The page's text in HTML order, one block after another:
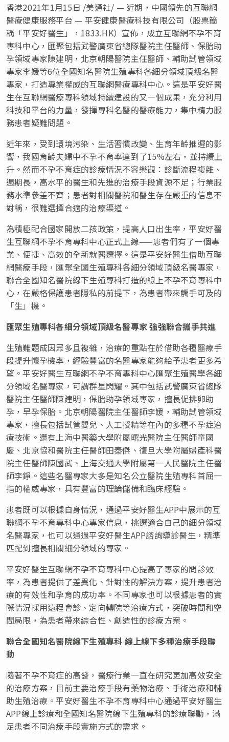
香港2021年1月15日 /美通社/ — 近期，中國領先的互聯網
醫療健康服務平台 — 平安健康醫療科技有限公司（股票簡
稱「平安好醫生」，1833.HK）宣佈，成立互聯網不孕不育
專科中心，匯聚包括武警廣東省總隊醫院主任醫師、保胎助
孕領域專家陳建明，北京朝陽醫院主任醫師、輔助試管領域
專家李媛等6位全國知名醫院生殖專科各細分領域頂級名醫
專家，打造專業權威的互聯網醫療專科中心。這是平安好醫
生在互聯網醫療專科領域持續建設的又一個成果，充分利用
科技和平台的力量，發揮專科名醫的醫療能力，集中精力服
務患者疑難問題。
近年來，受到環境污染、生活習慣改變、生育年齡推遲的影
響，我國育齡夫婦中不孕不育率達到了15%左右，並持續上
升。然而不孕不育症的診療情況不容樂觀：診斷流程複雜、
週期長，高水平的醫生和先進的治療手段資源不足；行業服
務水準參差不齊；患者對相關醫院和醫生存在嚴重的信息不
對稱，很難選擇合適的治療渠道。
為積極配合國家開放二孩政策，提高人口出生率，平安好醫
生互聯網不孕不育專科中心正式上線——患者們有了一個專
業、便捷、高效的全新就醫選擇。這是平安好醫生借助互聯
網醫療手段，匯聚全國生殖專科各細分領域頂級名醫專家，
聯合全國知名醫院線下生殖專科打造的線上不孕不育專科中
心，在嚴格保護患者隱私的前提下，為患者帶來觸手可及的
「生」機。
匯聚生殖專科各細分領域頂級名醫專家強強聯合攜手共進
生殖難題成因眾多且複雜，治療的重點在於借助各種醫療手
段提升懷孕機率，經驗豐富的名醫專家能夠給予患者更多希
望。平安好醫生互聯網不孕不育專科中心匯聚生殖醫學各細
分領域名醫專家，可謂群星閃耀。其中包括武警廣東省總隊
醫院主任醫師陳建明，保胎助孕領域專家，擅長促排卵助
孕，早孕保胎。北京朝陽醫院主任醫師李媛，輔助試管領域
專家，擅長包括試管嬰兒、人工授精等在內的多種不孕症治
療技術。還有上海中醫藥大學附屬曙光醫院主任醫師童國
慶、北京協和醫院主任醫師田秦傑、復旦大學附屬婦產科醫
院主任醫師陳國武、上海交通大學附屬第一人民醫院主任醫
師李錚。這些名醫專家大多是知名公立醫院生殖專科首屈一
指的權威專家，具有豐富的理論儲備和臨床經驗。
患者既可以根據自身情況，通過平安好醫生APP中展示的互
聯網不孕不育專科中心專家信息，挑選適合自己的細分領域
名醫專家，也可以通過平安好醫生APP諮詢導診醫生，精準
匹配到擅長相關細分領域的專家。
平安好醫生互聯網不孕不育專科中心提高了專家的問診效
率，為患者提供了差異化、針對性的解決方案，提升患者治
療的有效性和孕育的成功率。不同專家也可以根據患者的實
際情況採用遠程會診、定向轉院等治療方式，突破時間和空
間局限，為患者帶來綜合性、創造性的診療方案。
聯合全國知名醫院線下生殖專科 線上線下多種治療手段聯
動
隨著不孕不育症的高發，醫療行業一直在研究更加高效安全
的治療方案，目前主要治療手段有藥物治療、手術治療和輔
助生殖治療。平安好醫生不孕不育專科中心通過平安好醫生
APP線上診療和全國知名醫院線下生殖專科的診療聯動，滿
足患者不同治療手段實施方式的需求。